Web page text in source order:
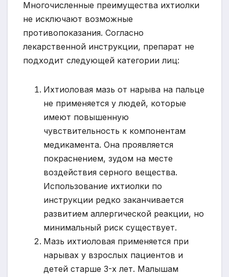
Многочисленные преимущества ихтиолки
не исключают возможные
противопоказания. Согласно
лекарственной инструкции, препарат не
подходит следующей категории лиц:
Ихтиоловая мазь от нарыва на пальце
не применяется у людей, которые
имеют повышенную
чувствительность к компонентам
медикамента. Она проявляется
покраснением, зудом на месте
воздействия серного вещества.
Использование ихтиолки по
инструкции редко заканчивается
развитием аллергической реакции, но
минимальный риск существует.
Мазь ихтиоловая применяется при
нарывах у взрослых пациентов и
детей старше 3-х лет. Малышам